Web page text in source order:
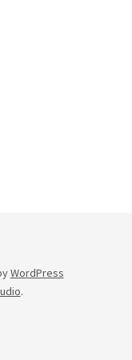
WordPress
.